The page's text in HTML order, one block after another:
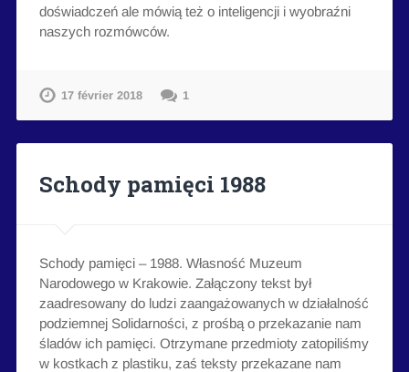
doświadczeń ale mówią też o inteligencji i wyobraźni
naszych rozmówców.
17 février 2018 1
Schody pamięci 1988
Schody pamięci – 1988. Własność Muzeum
Narodowego w Krakowie. Załączony tekst był
zaadresowany do ludzi zaangażowanych w działalność
podziemnej Solidarności, z prośbą o przekazanie nam
śladów ich pamięci. Otrzymane przedmioty zatopiliśmy
w kostkach z plastiku, zaś teksty przekazane nam